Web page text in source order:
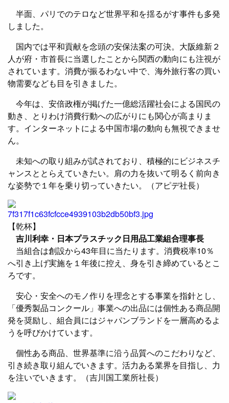
半面、パリでのテロなど世界平和を揺るがす事件も多発
しました。
国内では平和貢献を念頭の安保法案の可決。大阪維新２
人が府・市首長に当選したことから関西の動向にも注視が
されています。消費が振るわない中で、海外旅行客の買い
物需要なども目を引きました。
今年は、安倍政権が掲げた一億総活躍社会による国民の
動き、とりわけ消費行動への広がりにも関心が高まりま
す。インターネットによる中国市場の動向も無視できませ
ん。
未知への取り組みが試されており、積極的にビジネスチ
ャンスととらえていきたい。肩の力を抜いて明るく前向き
な姿勢で１年を乗り切っていきたい。（アピデ社長）
【乾杯】
吉川利幸・日本プラスチック日用品工業組合理事長
当組合は創設から43年目に当たります。消費税率10％
へ引き上げ実施を１年後に控え、身を引き締めているとこ
ろです。
安心・安全へのモノ作りを理念とする事業を指針とし、
「優秀製品コンクール」事業への出品には個性ある商品開
発を奨励し、組合員にはジャパンブランドを一層高めるよ
うを呼びかけています。
個性ある商品、世界基準に沿う品質へのこだわりなど、
引き続き取り組んでいきます。活力ある業界を目指し、力
を注いでいきます。（吉川国工業所社長）